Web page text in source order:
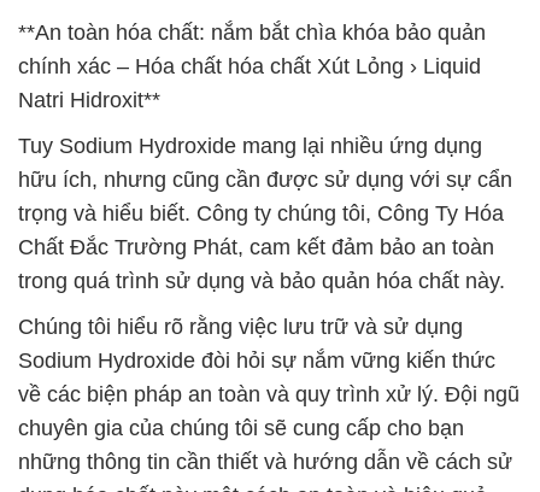
**An toàn hóa chất: nắm bắt chìa khóa bảo quản
chính xác – Hóa chất hóa chất Xút Lỏng › Liquid
Natri Hidroxit**
Tuy Sodium Hydroxide mang lại nhiều ứng dụng
hữu ích, nhưng cũng cần được sử dụng với sự cẩn
trọng và hiểu biết. Công ty chúng tôi, Công Ty Hóa
Chất Đắc Trường Phát, cam kết đảm bảo an toàn
trong quá trình sử dụng và bảo quản hóa chất này.
Chúng tôi hiểu rõ rằng việc lưu trữ và sử dụng
Sodium Hydroxide đòi hỏi sự nắm vững kiến thức
về các biện pháp an toàn và quy trình xử lý. Đội ngũ
chuyên gia của chúng tôi sẽ cung cấp cho bạn
những thông tin cần thiết và hướng dẫn về cách sử